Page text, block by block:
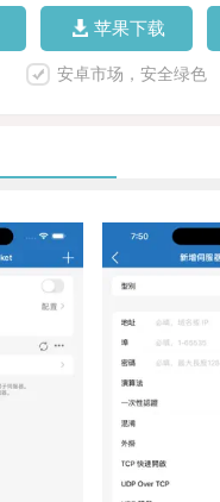
苹果下载
安卓市场，安全绿色